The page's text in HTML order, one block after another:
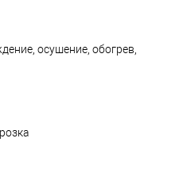
осушение, обогрев,